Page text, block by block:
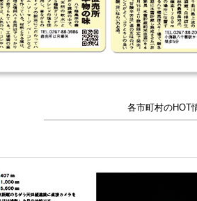
各市町村のHOT